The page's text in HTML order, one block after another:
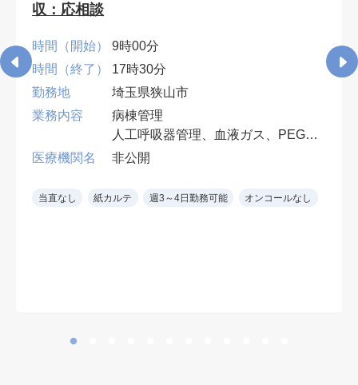
収：応相談
時間（開始）
9時00分
時間（終了）
17時30分
勤務地
埼玉県狭山市
業務内容
病棟管理
人工呼吸器管理、血液ガス、PEG・
胃ろう交換など、入院患者の処置対
早番・遅番各週1回。週4日勤務可
医療機関名 非公開
当直なし 紙カルテ 週3～4日勤務可能 オンコールなし